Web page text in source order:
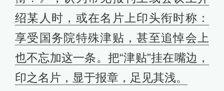
绍某人时，或在名片上印头衔时称：
享受国务院特殊津贴，甚至追悼会上
也不忘加这一条。把“津贴”挂在嘴边，
印之名片，显于报章，足见其浅。